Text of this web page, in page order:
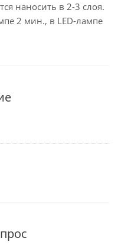
наносить в 2-3 слоя.
2 мин., в LED-лампе